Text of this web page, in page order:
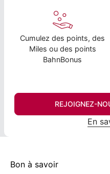
Cumulez des points, des
Miles ou des points
BahnBonus
REJOIGNEZ-
En
Bon à savoir